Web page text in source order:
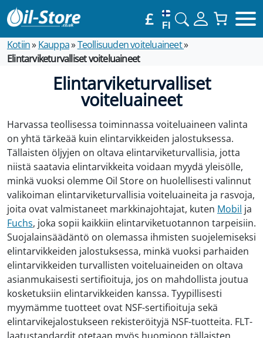
£ FI
Kotiin»Kauppa»Teollisuuden voiteluaineet»
Elintarviketurvalliset voiteluaineet
Elintarviketurvalliset
voiteluaineet
Harvassa teollisessa toiminnassa voiteluaineen valinta
on yhtä tärkeää kuin elintarvikkeiden jalostuksessa.
Tällaisten öljyjen on oltava elintarviketurvallisia, jotta
niistä saatavia elintarvikkeita voidaan myydä yleisölle,
minkä vuoksi olemme Oil Store on huolellisesti valinnut
valikoiman elintarviketurvallisia voiteluaineita ja rasvoja,
joita ovat valmistaneet markkinajohtajat, kuten Mobil ja
Fuchs, joka sopii kaikkiin elintarviketuotannon tarpeisiin.
Suojalainsäädäntö on olemassa ihmisten suojelemiseksi
elintarvikkeiden jalostuksessa, minkä vuoksi parhaiden
elintarvikkeiden turvallisten voiteluaineiden on oltava
asianmukaisesti sertifioituja, jos on mahdollista joutua
kosketuksiin elintarvikkeiden kanssa. Tyypillisesti
myymämme tuotteet ovat NSF-sertifioituja sekä
elintarvikejalostukseen rekisteröityjä NSF-tuotteita. FLT-